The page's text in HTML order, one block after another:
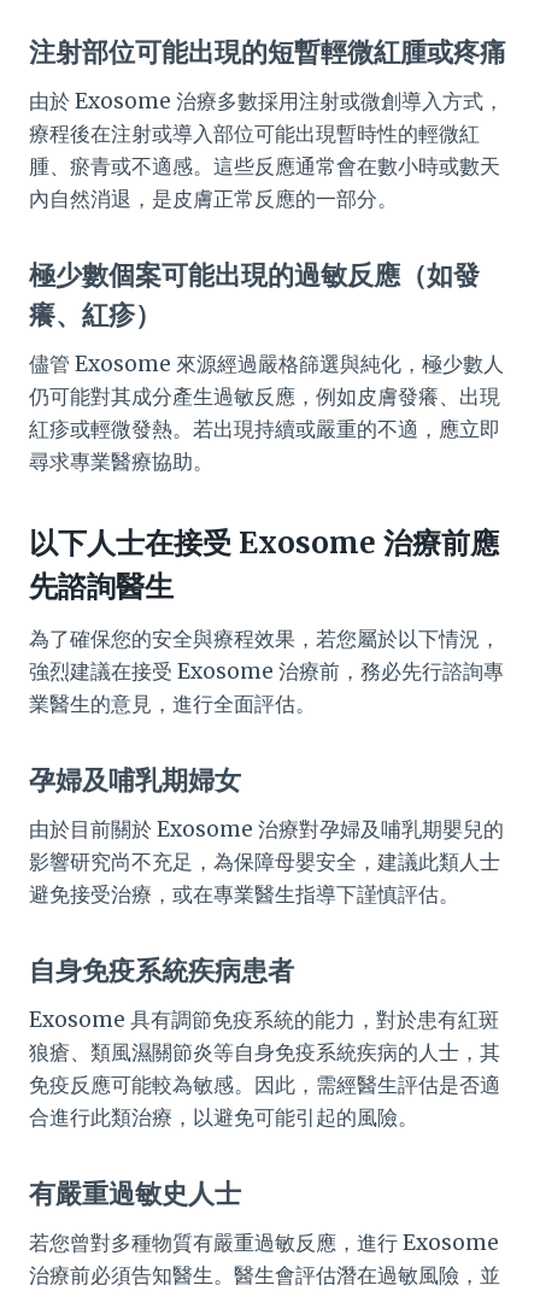
注射部位可能出現的短暫輕微紅腫或疼痛
由於 Exosome 治療多數採用注射或微創導入方式，
療程後在注射或導入部位可能出現暫時性的輕微紅
腫、瘀青或不適感。這些反應通常會在數小時或數天
內自然消退，是皮膚正常反應的一部分。
極少數個案可能出現的過敏反應（如發
癢、紅疹）
儘管 Exosome 來源經過嚴格篩選與純化，極少數人
仍可能對其成分產生過敏反應，例如皮膚發癢、出現
紅疹或輕微發熱。若出現持續或嚴重的不適，應立即
尋求專業醫療協助。
以下人士在接受 Exosome 治療前應
先諮詢醫生
為了確保您的安全與療程效果，若您屬於以下情況，
強烈建議在接受 Exosome 治療前，務必先行諮詢專
業醫生的意見，進行全面評估。
孕婦及哺乳期婦女
由於目前關於 Exosome 治療對孕婦及哺乳期嬰兒的
影響研究尚不充足，為保障母嬰安全，建議此類人士
避免接受治療，或在專業醫生指導下謹慎評估。
自身免疫系統疾病患者
Exosome 具有調節免疫系統的能力，對於患有紅斑
狼瘡、類風濕關節炎等自身免疫系統疾病的人士，其
免疫反應可能較為敏感。因此，需經醫生評估是否適
合進行此類治療，以避免可能引起的風險。
有嚴重過敏史人士
若您曾對多種物質有嚴重過敏反應，進行 Exosome
治療前必須告知醫生。醫生會評估潛在過敏風險，並